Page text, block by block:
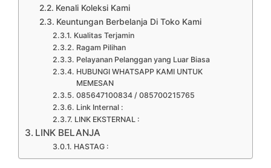
Kenali Koleksi Kami
Keuntungan Berbelanja Di Toko Kami
Kualitas Terjamin
Ragam Pilihan
Pelayanan Pelanggan yang Luar Biasa
HUBUNGI WHATSAPP KAMI UNTUK
MEMESAN
085647100834 / 085700215765
Link Internal :
LINK EKSTERNAL :
LINK BELANJA
HASTAG :